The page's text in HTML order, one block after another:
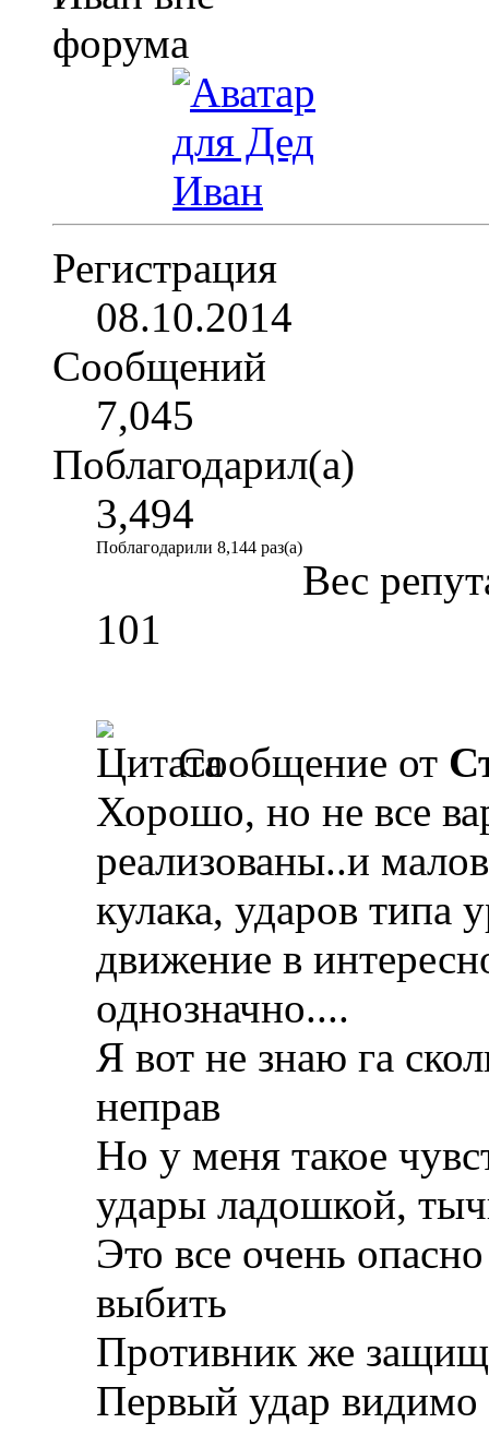
Регистрация
08.10.2014
Сообщений
7,045
Поблагодарил(а)
3,494
Поблагодарили 8,144 раз(а)
Вес
101
Сообщение от
Хорошо, но не все
реализованы..и
кулака, ударов типа
движение в
однозначно....
Я вот не знаю га
неправ
Но у меня такое
удары ладошкой,
Это все очень
выбить
Противник же
Первый удар